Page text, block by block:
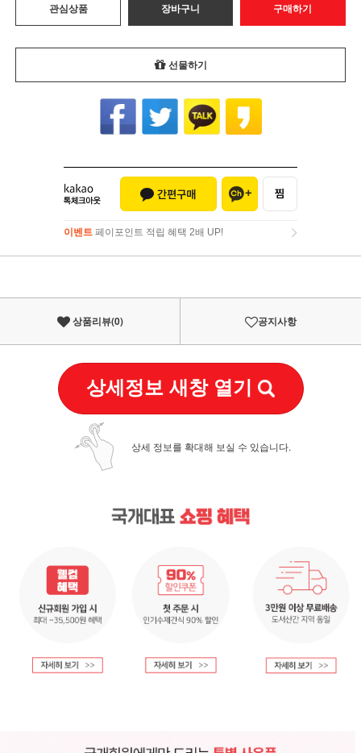
관심상품 장바구니 구매하기
선물하기
이벤트 페이포인트 적립 혜택 2배 UP!
이벤트페이포인트 적립 혜택 2배 UP!
상품리뷰(0) 공지사항
상세정보 새창 열기
상세 정보를 확대해 보실 수 있습니다.